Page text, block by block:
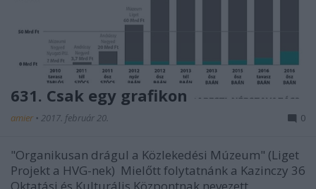
631. Csak egy grafikon
amier • 2017. február 20. 0
"Organikusan drágul a Közlekedési Múzeum" (Liget
Projekt a HVG-nek) Mielőtt folytatnánk a Kazinczy 36